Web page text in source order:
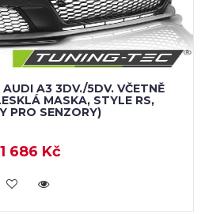
AUDI A3 3DV./5DV. VČETNĚ
MASKA, STYLE RS,
PRO SENZORY)
686 Kč
KOUPIT